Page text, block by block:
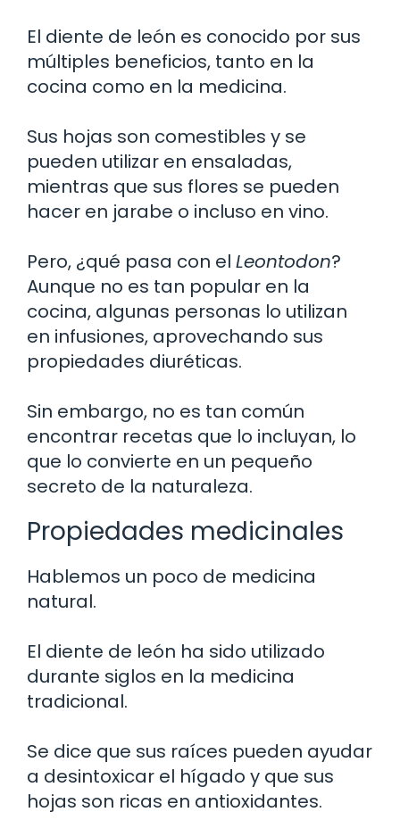
El diente de león es conocido por sus
múltiples beneficios, tanto en la
cocina como en la medicina.
Sus hojas son comestibles y se
pueden utilizar en ensaladas,
mientras que sus flores se pueden
hacer en jarabe o incluso en vino.
Pero, ¿qué pasa con el Leontodon?
Aunque no es tan popular en la
cocina, algunas personas lo utilizan
en infusiones, aprovechando sus
propiedades diuréticas.
Sin embargo, no es tan común
encontrar recetas que lo incluyan, lo
que lo convierte en un pequeño
secreto de la naturaleza.
Propiedades medicinales
Hablemos un poco de medicina
natural.
El diente de león ha sido utilizado
durante siglos en la medicina
tradicional.
Se dice que sus raíces pueden ayudar
a desintoxicar el hígado y que sus
hojas son ricas en antioxidantes.